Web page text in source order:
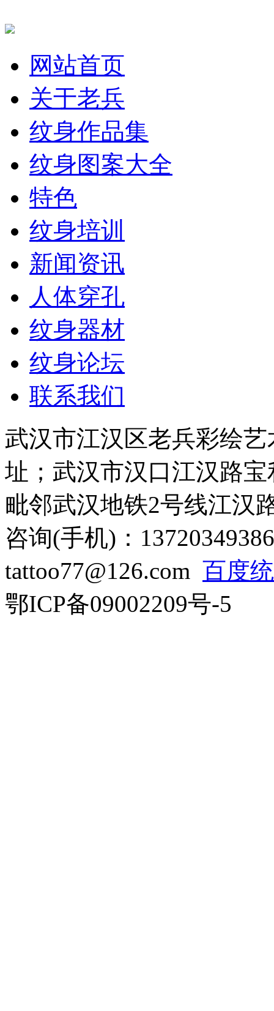
网站首页
关于老兵
纹身作品集
纹身图案大全
特色
纹身培训
新闻资讯
人体穿孔
纹身器材
纹身论坛
联系我们
武汉市江汉区老兵彩绘
址；武汉市汉口江汉路
毗邻武汉地铁2号线江汉
咨询(手机)：
tattoo77@126.com 百度
鄂ICP备09002209号-5